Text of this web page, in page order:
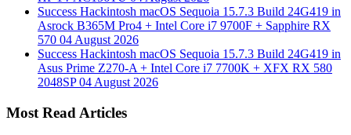
Success Hackintosh macOS Sequoia 15.7.3 Build 24G419 in
Asrock B365M Pro4 + Intel Core i7 9700F + Sapphire RX
570 04 August 2026
Success Hackintosh macOS Sequoia 15.7.3 Build 24G419 in
Asus Prime Z270-A + Intel Core i7 7700K + XFX RX 580
2048SP04 August 2026
Most Read Articles